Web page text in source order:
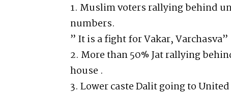
1. Muslim voters rallying behind
numbers.
” It is a fight for Vakar, Varchasva”
2. More than 50% Jat rallying
house .
3. Lower caste Dalit going to